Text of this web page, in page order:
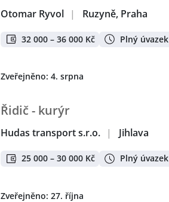
Otomar Ryvol | Ruzyně, Praha
32 000 – 36 000 Kč Plný úvazek
Zveřejněno: 4. srpna
Řidič - kurýr
Hudas transport s.r.o. | Jihlava
25 000 – 30 000 Kč Plný úvazek
Zveřejněno: 27. října